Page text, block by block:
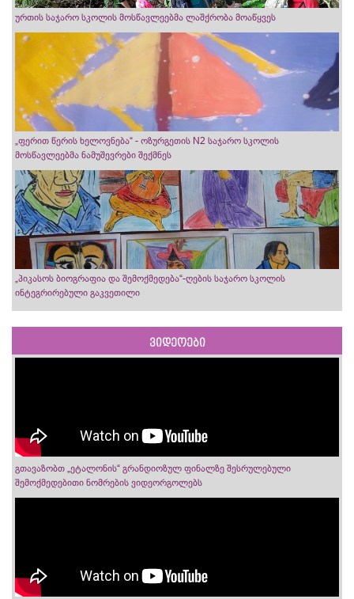
ურთის საჯარო სკოლის მოსწავლეებმა ლაშქრობა მოაწყვეს
„ფერით წერის ხელოვნება“ - ოზურგეთის N2 საჯარო სკოლის
მოსწავლეებმა ნამუშევრები შექმნეს
„პიკასოს ბიოგრაფია და შემოქმედება“-ღების საჯარო სკოლის
ინტეგრირებული გაკვეთილი
ვიდეოები
გთავაზობთ „ეტალონის“ გრანდიოზულ ფინალზე შესრულებული
შემოქმედებითი ნომრების ვიდეორგოლებს